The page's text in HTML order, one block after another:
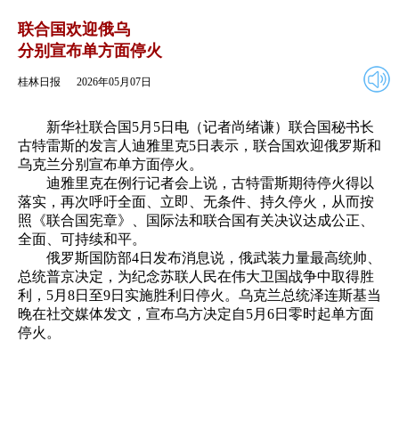
联合国欢迎俄乌
分别宣布单方面停火
桂林日报 2026年05月07日
新华社联合国5月5日电（记者尚绪谦）联合国秘书长
古特雷斯的发言人迪雅里克5日表示，联合国欢迎俄罗斯和
乌克兰分别宣布单方面停火。
迪雅里克在例行记者会上说，古特雷斯期待停火得以
落实，再次呼吁全面、立即、无条件、持久停火，从而按
照《联合国宪章》、国际法和联合国有关决议达成公正、
全面、可持续和平。
俄罗斯国防部4日发布消息说，俄武装力量最高统帅、
总统普京决定，为纪念苏联人民在伟大卫国战争中取得胜
利，5月8日至9日实施胜利日停火。乌克兰总统泽连斯基当
晚在社交媒体发文，宣布乌方决定自5月6日零时起单方面
停火。